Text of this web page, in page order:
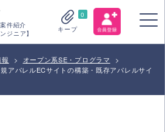
件紹介
ジニア】
0
キープ
> オープン系SE・プログラマ
>
アパレルECサイトの構築・既存アパレルサイ